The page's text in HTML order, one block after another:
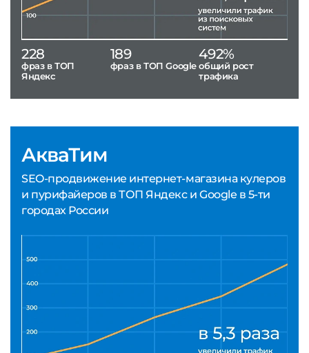
АкваТим
SEO-продвижение интернет-магазина кулеров
и пурифайеров в ТОП Яндекс и Google в 5-ти
городах России
228
фраз в ТОП
Яндекс
189
фраз в ТОП Google
492%
общий рост
трафика